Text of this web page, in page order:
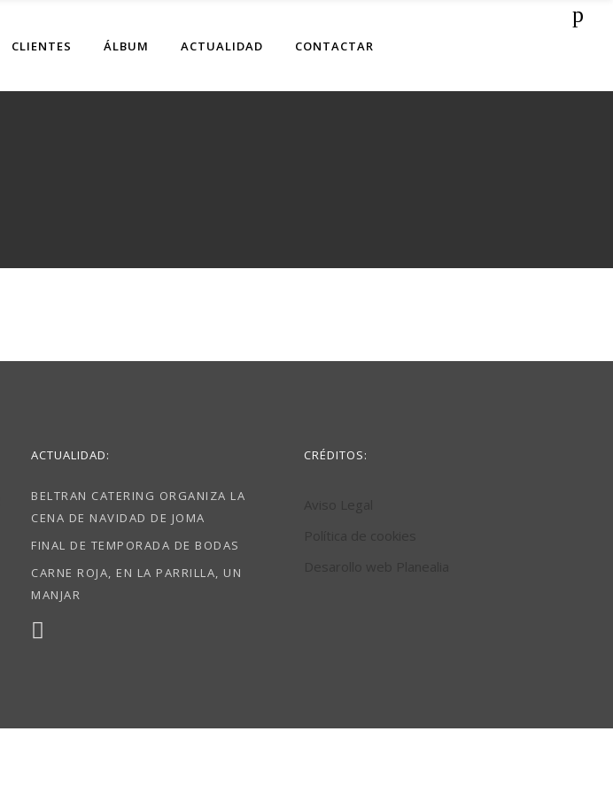
CLIENTES ÁLBUM ACTUALIDAD CONTACTAR
ACTUALIDAD:
BELTRAN CATERING ORGANIZA LA
CENA DE NAVIDAD DE JOMA
FINAL DE TEMPORADA DE BODAS
CARNE ROJA, EN LA PARRILLA, UN
MANJAR
CRÉDITOS: